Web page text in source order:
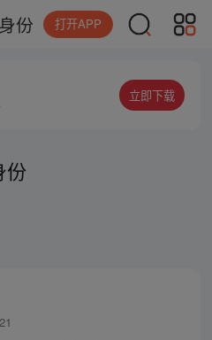
份 打开APP
立即下载
份